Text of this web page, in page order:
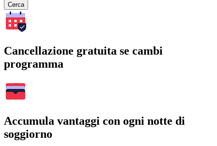
Cerca
Cancellazione gratuita se cambi
programma
Accumula vantaggi con ogni notte di
soggiorno